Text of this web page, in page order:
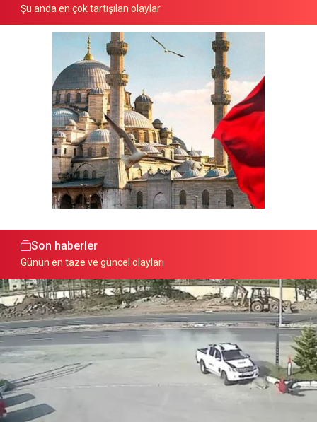
Şu anda en çok tartışılan olaylar
Son haberler
Günün en taze ve güncel olayları